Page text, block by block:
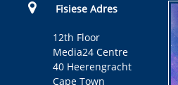
Fisiese Adres
12th Floor
Media24 Centre
40 Heerengracht
Cape Town